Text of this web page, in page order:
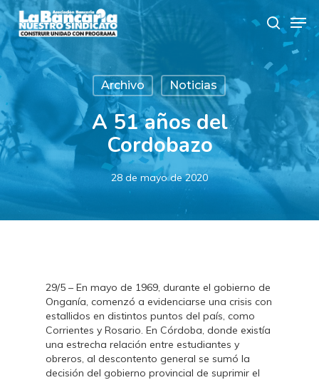
Skip
to
main
content
search
Archivo Noticias
A 51 años del
Cordobazo
28 de mayo de 2020
29/5 – En mayo de 1969, durante el gobierno de
Onganía, comenzó a evidenciarse una crisis con
estallidos en distintos puntos del país, como
Corrientes y Rosario. En Córdoba, donde existía
una estrecha relación entre estudiantes y
obreros, al descontento general se sumó la
decisión del gobierno provincial de suprimir el